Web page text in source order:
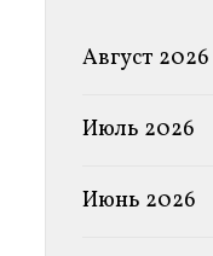
Август 2026
Июль 2026
Июнь 2026